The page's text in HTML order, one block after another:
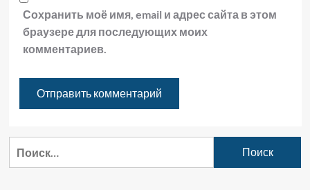
Сохранить моё имя, email и адрес сайта в этом
браузере для последующих моих
комментариев.